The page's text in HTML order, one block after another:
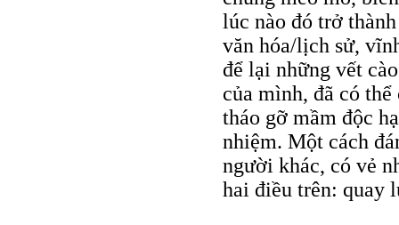
lúc nào đó trở
văn hóa/lịch sử,
để lại những vết
của mình, đã có
tháo gỡ mầm độc
nhiệm. Một cách
người khác, có vẻ
hai điều trên: quay